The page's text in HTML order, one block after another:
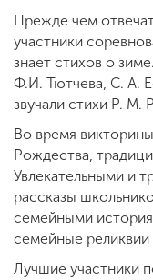
Прежде чем
участники
знает стихов о
Ф.И. Тютчева, С. А.
звучали стихи Р. М.
Во время
Рождества,
Увлекательными и
рассказы
семейными
семейные реликвии
Лучшие участники